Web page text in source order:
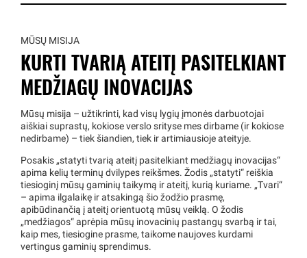
MŪSŲ MISIJA
KURTI TVARIĄ ATEITĮ PASITELKIANT
MEDŽIAGŲ INOVACIJAS
Mūsų misija – užtikrinti, kad visų lygių įmonės darbuotojai
aiškiai suprastų, kokiose verslo srityse mes dirbame (ir kokiose
nedirbame) – tiek šiandien, tiek ir artimiausioje ateityje.
Posakis „statyti tvarią ateitį pasitelkiant medžiagų inovacijas“
apima kelių terminų dvilypes reikšmes. Žodis „statyti“ reiškia
tiesioginį mūsų gaminių taikymą ir ateitį, kurią kuriame. „Tvari“
– apima ilgalaikę ir atsakingą šio žodžio prasmę,
apibūdinančią į ateitį orientuotą mūsų veiklą. O žodis
„medžiagos“ aprėpia mūsų inovacinių pastangų svarbą ir tai,
kaip mes, tiesiogine prasme, taikome naujoves kurdami
vertingus gaminių sprendimus.